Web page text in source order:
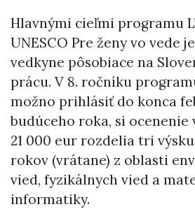
Hlavnými cieľmi programu
UNESCO Pre ženy vo vede
vedkyne pôsobiace na
prácu. V 8. ročníku
možno prihlásiť do konca
budúceho roka, si ocenenie
21 000 eur rozdelia tri
rokov (vrátane) z oblasti
vied, fyzikálnych vied a
informatiky.